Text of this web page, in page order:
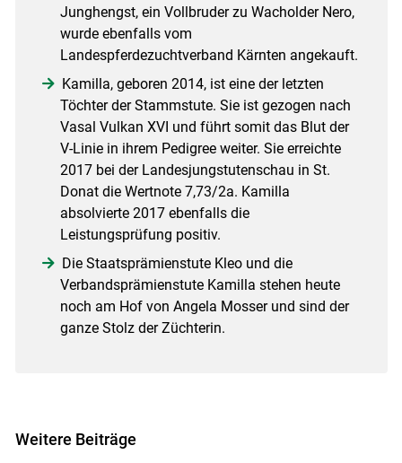
Junghengst, ein Vollbruder zu Wacholder Nero,
wurde ebenfalls vom
Landespferdezuchtverband Kärnten angekauft.
Kamilla, geboren 2014, ist eine der letzten
Töchter der Stammstute. Sie ist gezogen nach
Vasal Vulkan XVI und führt somit das Blut der
V-Linie in ihrem Pedigree weiter. Sie erreichte
2017 bei der Landesjungstutenschau in St.
Donat die Wertnote 7,73/​2a. Kamilla
absolvierte 2017 ebenfalls die
Leistungsprüfung positiv.
Die Staatsprämienstute Kleo und die
Verbandsprämienstute Kamilla stehen heute
noch am Hof von Angela Mosser und sind der
ganze Stolz der Züchterin.
Weitere Beiträge